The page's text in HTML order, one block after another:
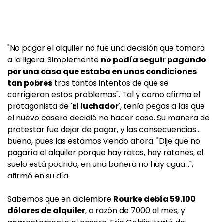
"No pagar el alquiler no fue una decisión que tomara
a la ligera. Simplemente no podía seguir pagando
por una casa que estaba en unas condiciones
tan pobres tras tantos intentos de que se
corrigieran estos problemas". Tal y como afirma el
protagonista de 'El luchador', tenía pegas a las que
el nuevo casero decidió no hacer caso. Su manera de
protestar fue dejar de pagar, y las consecuencias...
bueno, pues las estamos viendo ahora. "Dije que no
pagaría el alquiler porque hay ratas, hay ratones, el
suelo está podrido, en una bañera no hay agua...",
afirmó en su día.
Sabemos que en diciembre Rourke debía 59.100
dólares de alquiler, a razón de 7000 al mes, y